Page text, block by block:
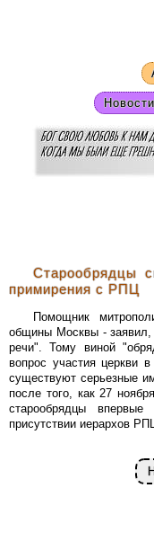
Новости
Старообрядцы
примирения с РПЦ
Помощник
общины Москвы -
речи". Тому виной
вопрос участия церкви
существуют серьезные
после того, как 27
старообрядцы
присутствии иерархов